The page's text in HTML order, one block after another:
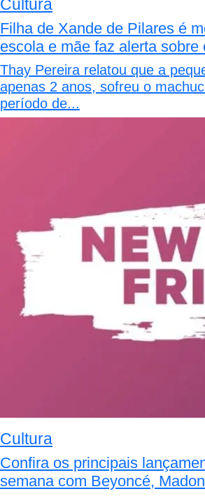
Cultura
Filha de Xande de Pilares é
escola e mãe faz alerta sobre
Thay Pereira relatou que a
apenas 2 anos, sofreu o
período de...
Cultura
Confira os principais
semana com Beyoncé,